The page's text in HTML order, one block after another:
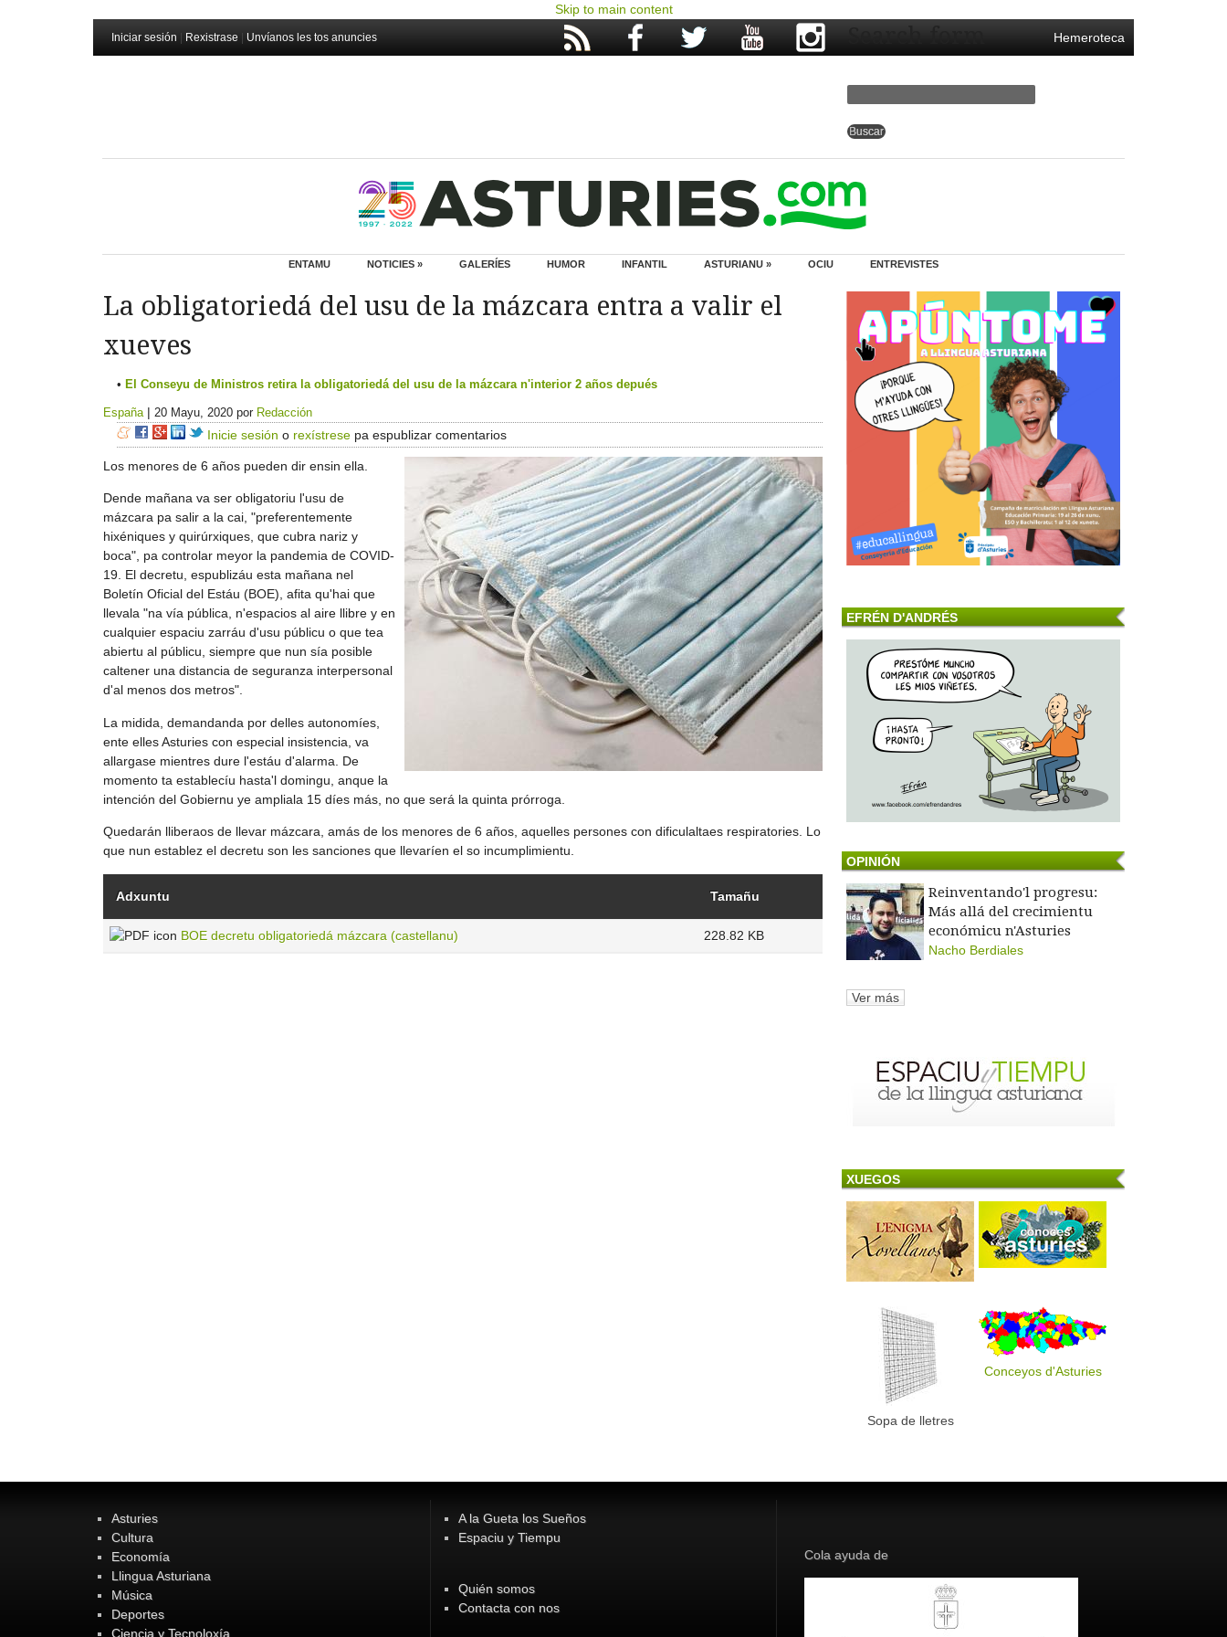
Skip to main content
Iniciar sesión Rexistrase Unvíanos les tos anuncies Hemeroteca
Search form
ENTAMU NOTICIES » GALERÍES HUMOR INFANTIL ASTURIANU » OCIU ENTREVISTES
La obligatoriedá del usu de la mázcara entra a valir el
xueves
El Conseyu de Ministros retira la obligatoriedá del usu de la mázcara n'interior 2 años depués
España | 20 Mayu, 2020 por Redacción
Inicie sesión o rexístrese pa espublizar comentarios
Los menores de 6 años pueden dir ensin ella.
Dende mañana va ser obligatoriu l'usu de
mázcara pa salir a la cai, "preferentemente
hixéniques y quirúrxiques, que cubra nariz y
boca", pa controlar meyor la pandemia de COVID-
19. El decretu, espublizáu esta mañana nel
Boletín Oficial del Estáu (BOE), afita qu'hai que
llevala "na vía pública, n'espacios al aire llibre y en
cualquier espaciu zarráu d'usu públicu o que tea
abiertu al públicu, siempre que nun sía posible
caltener una distancia de seguranza interpersonal
d'al menos dos metros".
La midida, demandanda por delles autonomíes,
ente elles Asturies con especial insistencia, va
allargase mientres dure l'estáu d'alarma. De
momento ta establecíu hasta'l domingu, anque la
intención del Gobiernu ye ampliala 15 díes más, no que será la quinta prórroga.
Quedarán lliberaos de llevar mázcara, amás de los menores de 6 años, aquelles persones con dificulaltaes respiratories. Lo
que nun establez el decretu son les sanciones que llevaríen el so incumplimientu.
Adxuntu Tamañu
BOE decretu obligatoriedá mázcara (castellanu) 228.82 KB
EFRÉN D'ANDRÉS
OPINIÓN
Reinventando'l progresu:
Más allá del crecimientu
económicu n'Asturies
Nacho Berdiales
Ver más
XUEGOS
Sopa de lletres
Conceyos d'Asturies
Asturies
Cultura
Economía
Llingua Asturiana
Música
Deportes
Ciencia y Tecnoloxía
A la Gueta los Sueños
Espaciu y Tiempu
Quién somos
Contacta con nos
Cola ayuda de